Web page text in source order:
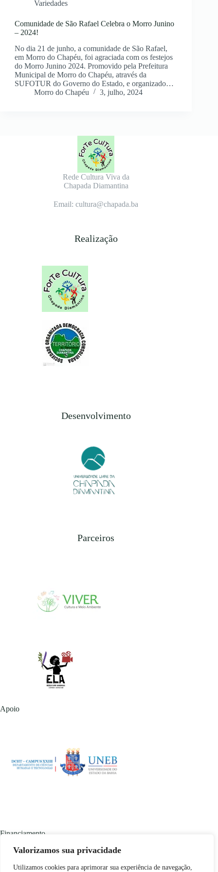
Valorizamos sua privacidade
Utilizamos cookies para aprimorar sua experiência de navegação,
Variedades
Comunidade de São Rafael Celebra o Morro Junino
– 2024!
No dia 21 de junho, a comunidade de São Rafael,
em Morro do Chapéu, foi agraciada com os festejos
do Morro Junino 2024. Promovido pela Prefeitura
Municipal de Morro do Chapéu, através da
SUFOTUR do Governo do Estado, e organizado…
Morro do Chapéu
3, julho, 2024
Rede Cultura Viva da
Chapada Diamantina
Email: cultura@chapada.ba
Realização
Desenvolvimento
Parceiros
Apoio
Financiamento